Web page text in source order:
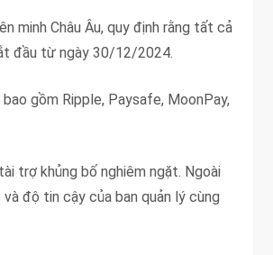
minh Châu Âu, quy định rằng tất cả
đầu từ ngày 30/12/2024.
gồm Ripple, Paysafe, MoonPay,
trợ khủng bố nghiêm ngặt. Ngoài
độ tin cậy của ban quản lý cùng